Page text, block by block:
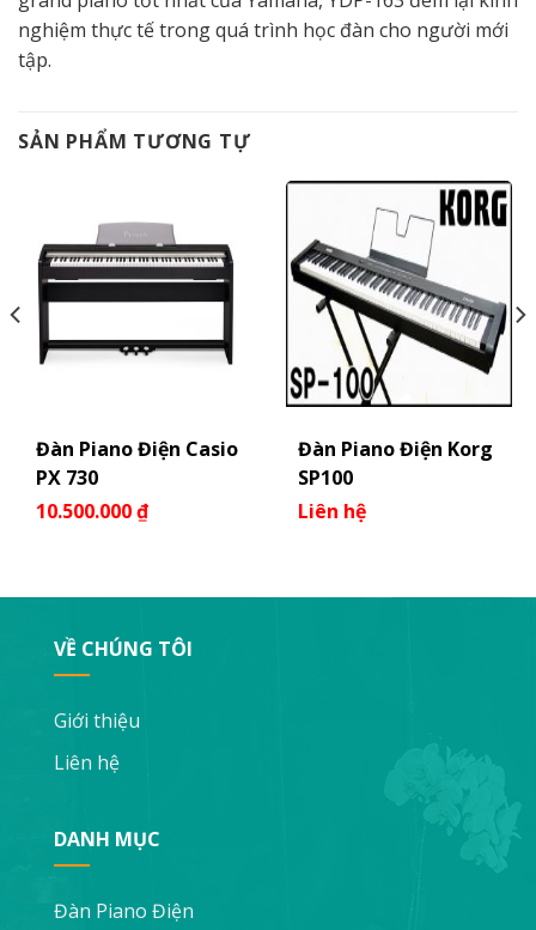
nghiệm thực tế trong quá trình học đàn cho người mới
tập.
SẢN PHẨM TƯƠNG TỰ
Đàn Piano Điện Casio
PX 730
10.500.000₫
Đàn Piano Điện Korg
SP100
Liên hệ
VỀ CHÚNG TÔI
Giới thiệu
Liên hệ
DANH MỤC
Đàn Piano Điện